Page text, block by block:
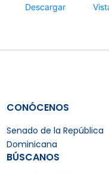
Descargar
CONÓCENOS
Senado de la República
Dominicana
BÚSCANOS